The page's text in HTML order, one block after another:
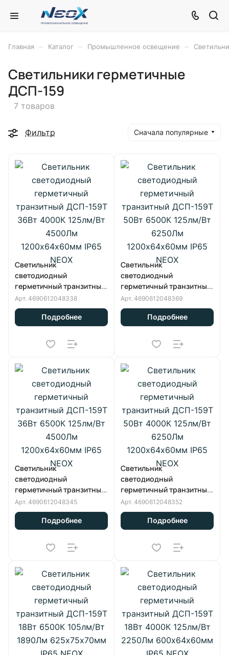
Главная Каталог Промышленное освещение
Светильники герметичные
ДСП-159
7 товаров
Фильтр Сначала популярные
Светильник
светодиодный
герметичный транзитный
ДСП-159Т 36Вт 4000К
125лм/Вт 4500Лм
1200х64х60мм IP65 NEOX
Арт. 4690612048338
Подробнее
Светильник
светодиодный
герметичный транзитный
ДСП-159Т 50Вт 6500К
125лм/Вт 6250Лм
1200х64х60мм IP65 NEOX
Арт. 4690612048369
Подробнее
Светильник
светодиодный
герметичный транзитный
ДСП-159Т 36Вт 6500К
125лм/Вт 4500Лм
1200х64х60мм IP65 NEOX
Арт. 4690612048345
Подробнее
Светильник
светодиодный
герметичный транзитный
ДСП-159Т 50Вт 4000К
125лм/Вт 6250Лм
1200х64х60мм IP65 NEOX
Арт. 4690612048352
Подробнее